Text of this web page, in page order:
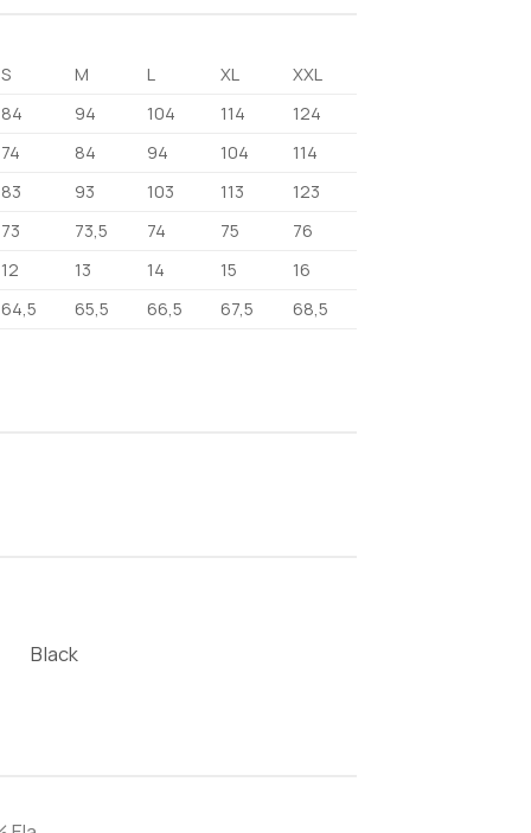
S M L XL
XXL
84
94 104 114
124
74
84 94 104
114
83
93 103 113
123
73
73,5 74 75
76
12
13 14 15
16
64,5
65,5 66,5 67,5 68,5
Black